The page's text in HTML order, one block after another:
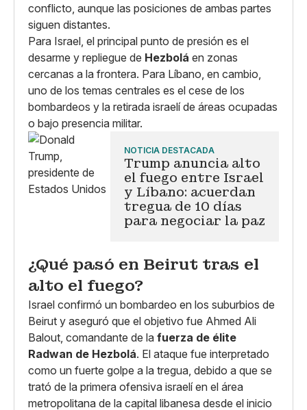
conflicto, aunque las posiciones de ambas partes
siguen distantes.
Para Israel, el principal punto de presión es el
desarme y repliegue de Hezbolá en zonas
cercanas a la frontera. Para Líbano, en cambio,
uno de los temas centrales es el cese de los
bombardeos y la retirada israelí de áreas ocupadas
o bajo presencia militar.
NOTICIA DESTACADA
Trump anuncia alto
el fuego entre Israel
y Líbano: acuerdan
tregua de 10 días
para negociar la paz
¿Qué pasó en Beirut tras el
alto el fuego?
Israel confirmó un bombardeo en los suburbios de
Beirut y aseguró que el objetivo fue Ahmed Ali
Balout, comandante de la fuerza de élite
Radwan de Hezbolá. El ataque fue interpretado
como un fuerte golpe a la tregua, debido a que se
trató de la primera ofensiva israelí en el área
metropolitana de la capital libanesa desde el inicio